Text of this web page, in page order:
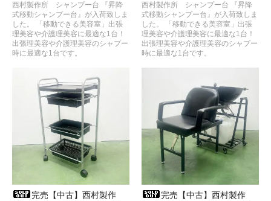
西村製作所 シャンプー台 『昇降
式移動シャンプー台』が入荷致しま
した。 「移動できる美容室」出張
理美容や介護理美容に最適な1台！
出張理美容や介護理美容のシャプー
時に最適な1台です。
西村製作所 シャンプー台 『昇降
式移動シャンプー台』が入荷致しま
した。 「移動できる美容室」出張
理美容や介護理美容に最適な1台！
出張理美容や介護理美容のシャプー
時に最適な1台です。
完売【中古】西村製作
完売【中古】西村製作